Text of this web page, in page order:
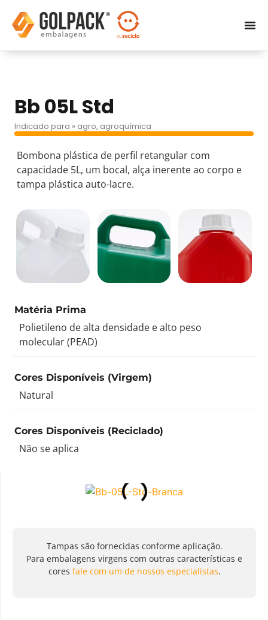
Bb 05L Std
Indicado para » agro, agroquímica
Bombona plástica de perfil retangular com
capacidade 5L, um bocal, alça inerente ao corpo e
tampa plástica auto-lacre.
Matéria Prima
Polietileno de alta densidade e alto peso
molecular (PEAD)
Cores Disponíveis (Virgem)
Natural
Cores Disponíveis (Reciclado)
Não se aplica
Tampas são fornecidas conforme aplicação.
Para embalagens virgens com outras características e
cores fale com um de nossos especialistas.